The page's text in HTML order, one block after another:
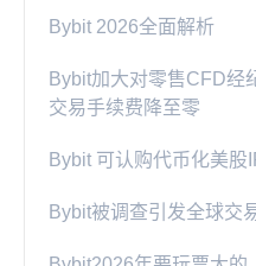
Bybit 2026全面解析
Bybit加大对零售CFD经
交易手续费降至零
Bybit 可认购代币化美股
Bybit被调查引发全球交